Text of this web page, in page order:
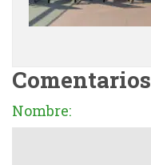
Comentarios
Nombre: